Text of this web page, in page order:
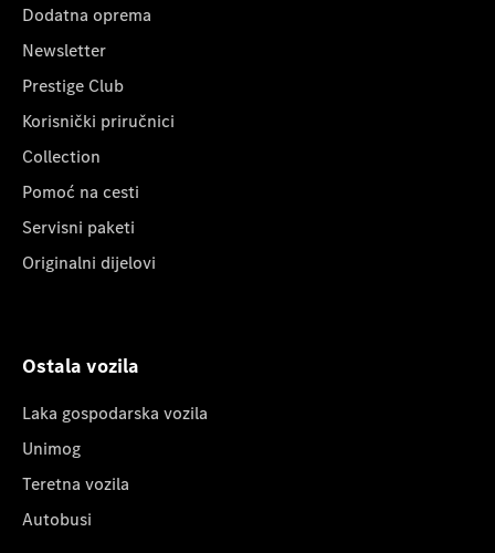
Dodatna oprema
Newsletter
Prestige Club
Korisnički priručnici
Collection
Pomoć na cesti
Servisni paketi
Originalni dijelovi
Ostala vozila
Laka gospodarska vozila
Unimog
Teretna vozila
Autobusi